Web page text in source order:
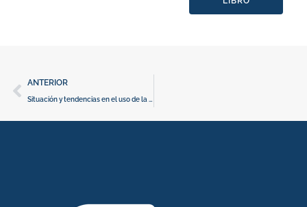
Ant
ANTERIOR
Situación y tendencias en el uso de la Inteligencia Artificial en el sector de la defensa